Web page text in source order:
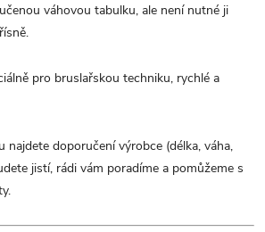
váhovou tabulku, ale není nutné ji
pro bruslařskou techniku, rychlé a
najdete doporučení výrobce (délka, váha,
jistí, rádi vám poradíme a pomůžeme s